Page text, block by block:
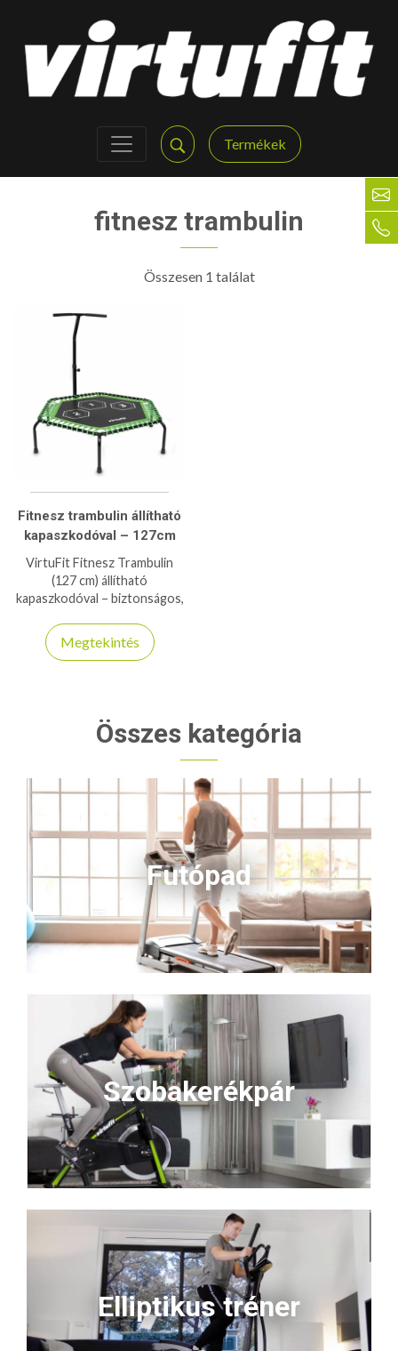
Termékek
fitnesz trambulin
Összesen 1 találat
Fitnesz trambulin állítható
kapaszkodóval – 127cm
VirtuFit Fitnesz Trambulin
(127 cm) állítható
kapaszkodóval – biztonságos,
otthonra vagy edzőterembe.
Megtekintés
Összes kategória
Futópad
Szobakerékpár
Elliptikus tréner